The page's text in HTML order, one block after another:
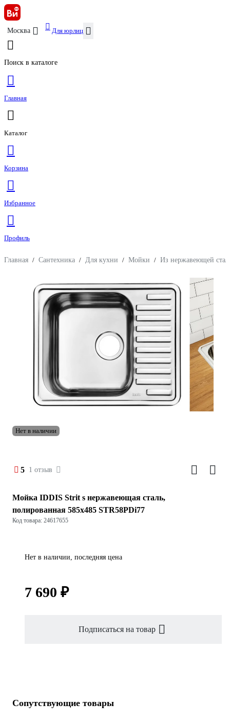
Москва Для юрлиц
Поиск в каталоге
Главная
Каталог
Корзина
Избранное
Профиль
Главная / Сантехника / Для кухни / Мойки / Из нержавеющей
Нет в наличии
5 1 отзыв
Мойка IDDIS Strit s нержавеющая сталь,
полированная 585x485 STR58PDi77
Код товара: 24617655
Нет в наличии, последняя цена
7 690 ₽
Подписаться на товар
Сопутствующие товары